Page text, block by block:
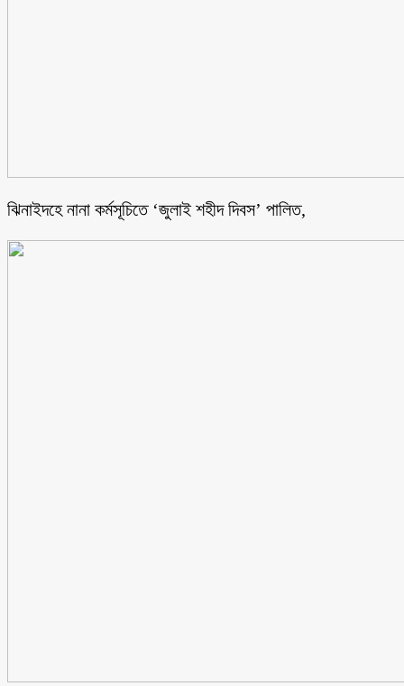
ঝিনাইদহে নানা কর্মসূচিতে ‘জুলাই শহীদ দিবস’ পালিত,